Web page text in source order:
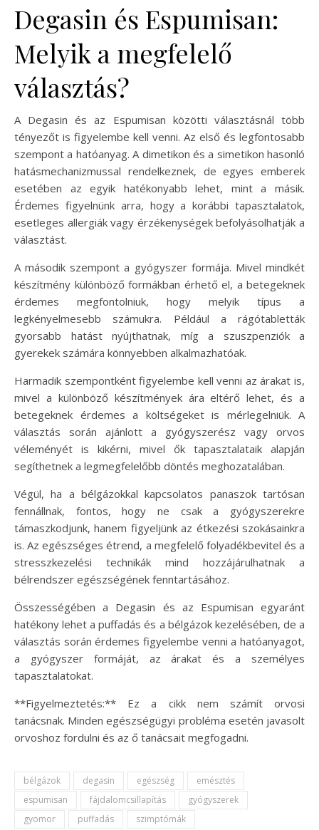
Degasin és Espumisan:
Melyik a megfelelő
választás?
A Degasin és az Espumisan közötti választásnál több
tényezőt is figyelembe kell venni. Az első és legfontosabb
szempont a hatóanyag. A dimetikon és a simetikon hasonló
hatásmechanizmussal rendelkeznek, de egyes emberek
esetében az egyik hatékonyabb lehet, mint a másik.
Érdemes figyelnünk arra, hogy a korábbi tapasztalatok,
esetleges allergiák vagy érzékenységek befolyásolhatják a
választást.
A második szempont a gyógyszer formája. Mivel mindkét
készítmény különböző formákban érhető el, a betegeknek
érdemes megfontolniuk, hogy melyik típus a
legkényelmesebb számukra. Például a rágótabletták
gyorsabb hatást nyújthatnak, míg a szuszpenziók a
gyerekek számára könnyebben alkalmazhatóak.
Harmadik szempontként figyelembe kell venni az árakat is,
mivel a különböző készítmények ára eltérő lehet, és a
betegeknek érdemes a költségeket is mérlegelniük. A
választás során ajánlott a gyógyszerész vagy orvos
véleményét is kikérni, mivel ők tapasztalataik alapján
segíthetnek a legmegfelelőbb döntés meghozatalában.
Végül, ha a bélgázokkal kapcsolatos panaszok tartósan
fennállnak, fontos, hogy ne csak a gyógyszerekre
támaszkodjunk, hanem figyeljünk az étkezési szokásainkra
is. Az egészséges étrend, a megfelelő folyadékbevitel és a
stresszkezelési technikák mind hozzájárulhatnak a
bélrendszer egészségének fenntartásához.
Összességében a Degasin és az Espumisan egyaránt
hatékony lehet a puffadás és a bélgázok kezelésében, de a
választás során érdemes figyelembe venni a hatóanyagot,
a gyógyszer formáját, az árakat és a személyes
tapasztalatokat.
**Figyelmeztetés:** Ez a cikk nem számít orvosi
tanácsnak. Minden egészségügyi probléma esetén javasolt
orvoshoz fordulni és az ő tanácsait megfogadni.
bélgázok degasin egészség
emésztés
espumisan
fájdalomcsillapítás
gyógyszerek
gyomor
puffadás szimptómák